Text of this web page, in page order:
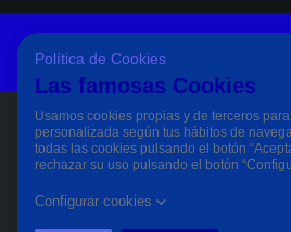
Política De